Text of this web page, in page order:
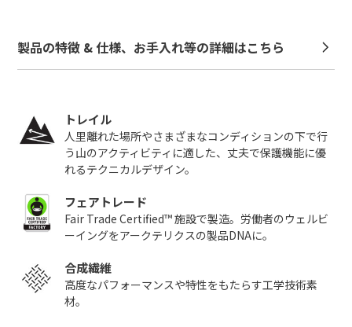
製品の特徴 & 仕様、お手入れ等の詳細はこちら
トレイル
人里離れた場所やさまざまなコンディションの下で行
う山のアクティビティに適した、丈夫で保護機能に優
れるテクニカルデザイン。
フェアトレード
Fair Trade Certified™ 施設で製造。労働者のウェルビ
ーイングをアークテリクスの製品DNAに。
合成繊維
高度なパフォーマンスや特性をもたらす工学技術素
材。